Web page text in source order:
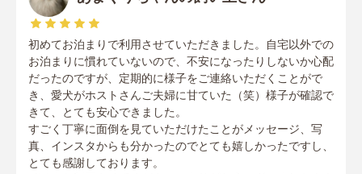
初めてお泊まりで利用させていただきました。自宅以外での
お泊まりに慣れていないので、不安になったりしないか心配
だったのですが、定期的に様子をご連絡いただくことがで
き、愛犬がホストさんご夫婦に甘ていた（笑）様子が確認で
きて、とても安心できました。
すごく丁寧に面倒を見ていただけたことがメッセージ、写
真、インスタからも分かったのでとても嬉しかったですし、
とても感謝しております。